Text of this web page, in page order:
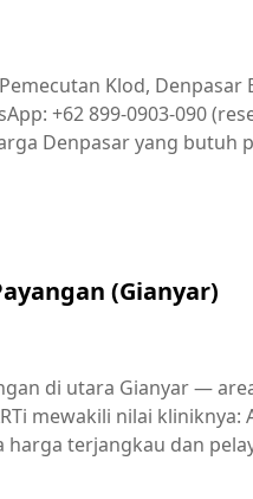
Klod,
+62 899-0903-090
Denpasar yang butuh
(Gianyar)
di utara Gianyar —
mewakili nilai kliniknya:
terjangkau dan